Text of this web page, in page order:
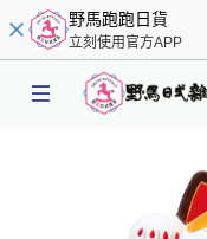
野馬跑跑日貨
立刻使用官方APP